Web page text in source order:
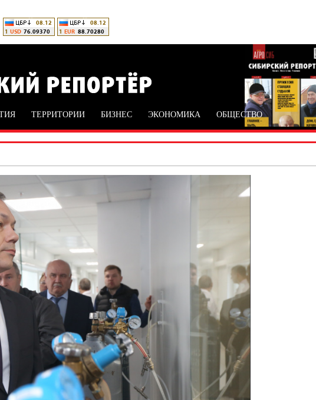
ТЕРРИТОРИИ БИЗНЕС ЭКОНОМИКА ОБЩЕСТВО